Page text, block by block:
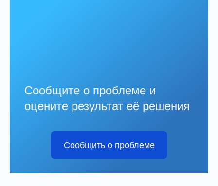
Сообщите о проблеме и
оцените результат её решения
Сообщить о проблеме